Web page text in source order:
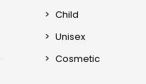
Child
Unisex
Cosmetic